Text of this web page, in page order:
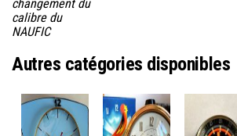
changement du
calibre du
NAUFIC
Autres catégories disponibles